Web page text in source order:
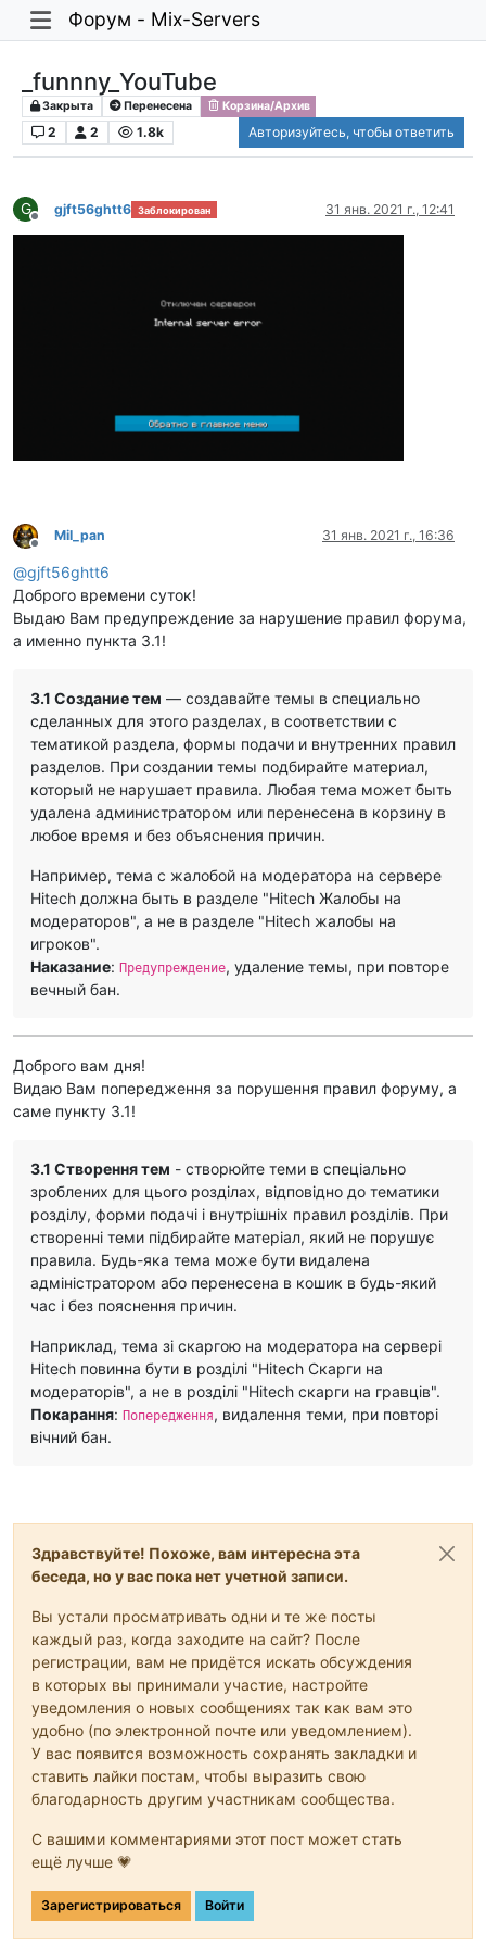
Форум - Mix-Servers
_funnny_YouTube
Закрыта Перенесена Корзина/Архив
2 2 1.8k Авторизуйтесь, чтобы ответить
G
Не в сети
gjft56ghtt6 Заблокирован 31 янв. 2021 г., 12:41
Не в сети
Mil_pan 31 янв. 2021 г., 16:36
@gjft56ghtt6
Доброго времени суток!
Выдаю Вам предупреждение за нарушение правил форума,
а именно пункта 3.1!
3.1 Создание тем — создавайте темы в специально
сделанных для этого разделах, в соответствии с
тематикой раздела, формы подачи и внутренних правил
разделов. При создании темы подбирайте материал,
который не нарушает правила. Любая тема может быть
удалена администратором или перенесена в корзину в
любое время и без объяснения причин.
Например, тема с жалобой на модератора на сервере
Hitech должна быть в разделе "Hitech Жалобы на
модераторов", а не в разделе "Hitech жалобы на
игроков".
Наказание: Предупреждение, удаление темы, при повторе
вечный бан.
Доброго вам дня!
Видаю Вам попередження за порушення правил форуму, а
саме пункту 3.1!
3.1 Створення тем - створюйте теми в спеціально
зроблених для цього розділах, відповідно до тематики
розділу, форми подачі і внутрішніх правил розділів. При
створенні теми підбирайте матеріал, який не порушує
правила. Будь-яка тема може бути видалена
адміністратором або перенесена в кошик в будь-який
час і без пояснення причин.
Наприклад, тема зі скаргою на модератора на сервері
Hitech повинна бути в розділі "Hitech Скарги на
модераторів", а не в розділі "Hitech скарги на гравців".
Покарання: Попередження, видалення теми, при повторі
вічний бан.
Здравствуйте! Похоже, вам интересна эта
беседа, но у вас пока нет учетной записи.
Вы устали просматривать одни и те же посты
каждый раз, когда заходите на сайт? После
регистрации, вам не придётся искать обсуждения
в которых вы принимали участие, настройте
уведомления о новых сообщениях так как вам это
удобно (по электронной почте или уведомлением).
У вас появится возможность сохранять закладки и
ставить лайки постам, чтобы выразить свою
благодарность другим участникам сообщества.
С вашими комментариями этот пост может стать
ещё лучше 💗
Зарегистрироваться Войти